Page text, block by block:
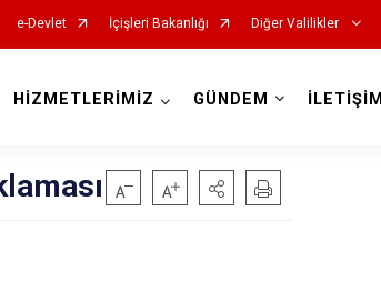
e-Devlet İçişleri Bakanlığı Diğer Valilikler
HİZMETLERİMİZ GÜNDEM İLETİŞİM